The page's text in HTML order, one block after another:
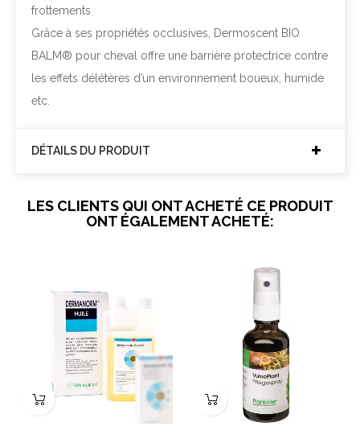
frottements
Grâce à ses propriétés occlusives, Dermoscent BIO
BALM® pour cheval offre une barrière protectrice contre
les effets délétères d’un environnement boueux, humide
etc.
DÉTAILS DU PRODUIT
LES CLIENTS QUI ONT ACHETÉ CE PRODUIT
ONT ÉGALEMENT ACHETÉ: